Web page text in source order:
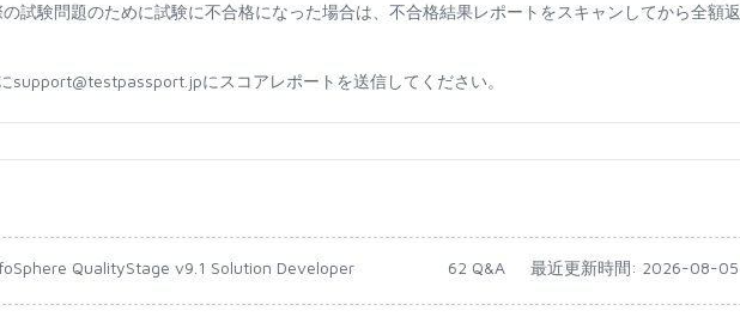
試験問題のために試験に不合格になった場合は、不合格結果レポートをスキャンしてから全額返
support@testpassport.jpにスコアレポートを送信してください。
QualityStage v9.1 Solution Developer 62 Q&A 最近更新時間: 2026-08-05